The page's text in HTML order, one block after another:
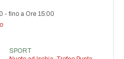
-fino a Ore 15:00
SPORT